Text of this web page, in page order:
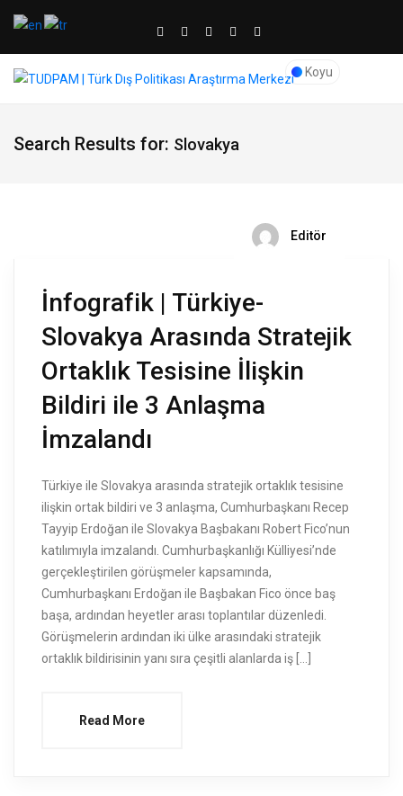
Koyu
Search Results for: Slovakya
Editör
İnfografik | Türkiye-
Slovakya Arasında Stratejik
Ortaklık Tesisine İlişkin
Bildiri ile 3 Anlaşma
İmzalandı
Türkiye ile Slovakya arasında stratejik ortaklık tesisine
ilişkin ortak bildiri ve 3 anlaşma, Cumhurbaşkanı Recep
Tayyip Erdoğan ile Slovakya Başbakanı Robert Fico’nun
katılımıyla imzalandı. Cumhurbaşkanlığı Külliyesi’nde
gerçekleştirilen görüşmeler kapsamında,
Cumhurbaşkanı Erdoğan ile Başbakan Fico önce baş
başa, ardından heyetler arası toplantılar düzenledi.
Görüşmelerin ardından iki ülke arasındaki stratejik
ortaklık bildirisinin yanı sıra çeşitli alanlarda iş […]
Read More